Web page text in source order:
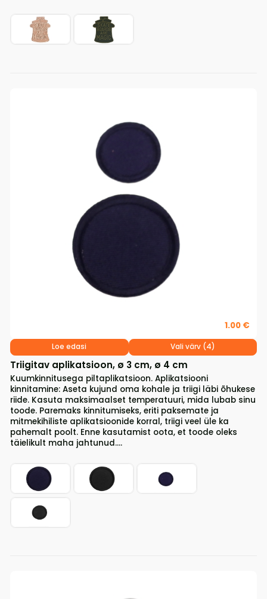
Triigitav aplikatsioon, ø 3 cm, ø 4 cm
Kuumkinnitusega piltaplikatsioon. Aplikatsiooni
kinnitamine: Aseta kujund oma kohale ja triigi läbi õhukese
riide. Kasuta maksimaalset temperatuuri, mida lubab sinu
toode. Paremaks kinnitumiseks, eriti paksemate ja
mitmekihiliste aplikatsioonide korral, triigi veel üle ka
pahemalt poolt. Enne kasutamist oota, et toode oleks
täielikult maha jahtunud....
1.00 €
Loe edasi Vali värv (4)